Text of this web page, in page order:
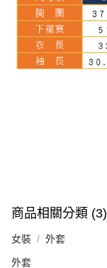
商品相關分類 (3)
女裝 外套
外套